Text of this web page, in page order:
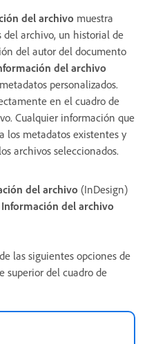
del archivo muestra
del archivo, un historial de
del autor del documento
del archivo
personalizados.
en el cuadro de
Cualquier información que
los metadatos existentes y
archivos seleccionados.
del archivo (InDesign)
Información del archivo
las siguientes opciones de
superior del cuadro de